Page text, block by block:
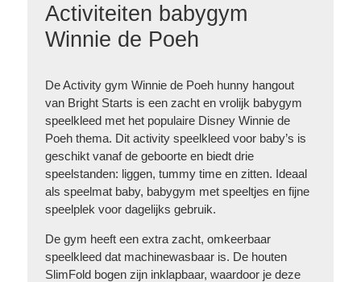
Activiteiten babygym
Winnie de Poeh
De Activity gym Winnie de Poeh hunny hangout
van Bright Starts is een zacht en vrolijk babygym
speelkleed met het populaire Disney Winnie de
Poeh thema. Dit activity speelkleed voor baby’s is
geschikt vanaf de geboorte en biedt drie
speelstanden: liggen, tummy time en zitten. Ideaal
als speelmat baby, babygym met speeltjes en fijne
speelplek voor dagelijks gebruik.
De gym heeft een extra zacht, omkeerbaar
speelkleed dat machinewasbaar is. De houten
SlimFold bogen zijn inklapbaar, waardoor je deze